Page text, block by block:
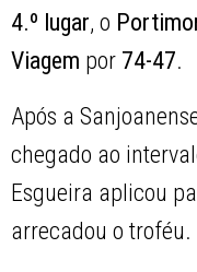
4.º lugar, o
Viagem por 74-47.
Após a
chegado ao
Esgueira aplicou
arrecadou o troféu.